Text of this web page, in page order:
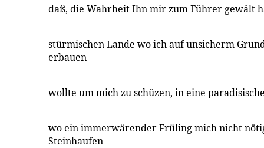
daß, die Wahrheit Ihn mir zum Führer gewält
stürmischen Lande wo ich auf unsicherm
erbauen
wollte um mich zu schüzen, in eine
wo ein immerwärender Früling mich nicht
Steinhaufen